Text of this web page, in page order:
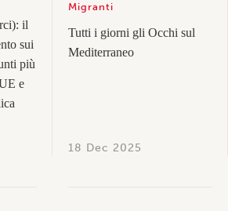
il
sui
più
e
Migranti
Tutti i giorni gli Occhi sul
Mediterraneo
18 Dec 2025